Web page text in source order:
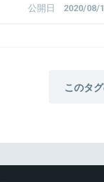
公開日 2020/08/
このタ